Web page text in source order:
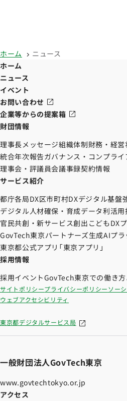
ホーム
ニュース
ホーム
ニュース
イベント
お問い合わせ
企業等からの提案箱
サイトポリシープライバシーポリシーソー
ウェブアクセシビリティ
東京都デジタルサービス局
財団情報
理事長メッセージ組織体制財務・経営
統合年次報告ガバナンス・コンプライ
理事会・評議員会議事録契約情報
サービス紹介
都庁各局DX区市町村DXデジタル基盤
デジタル人材確保・育成データ利活用
官民共創・新サービス創出 こどもDX
GovTech東京パートナーズ生成AIプ
東京都公式アプリ「東京アプリ」
採用情報
採用イベントGovTech東京での働き方
一般財団法人GovTech東京
www.govtechtokyo.or.jp
アクセス